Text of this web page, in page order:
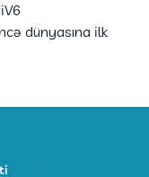
dünyasına ilk